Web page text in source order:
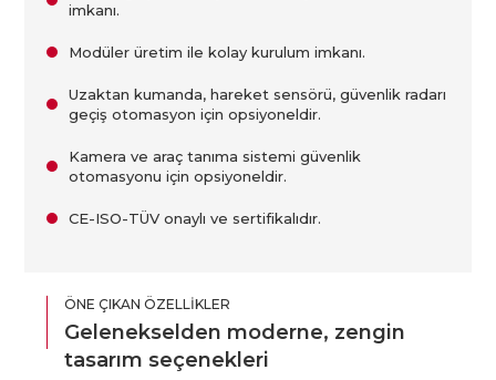
imkanı.
Modüler üretim ile kolay kurulum imkanı.
Uzaktan kumanda, hareket sensörü, güvenlik radarı
geçiş otomasyon için opsiyoneldir.
Kamera ve araç tanıma sistemi güvenlik
otomasyonu için opsiyoneldir.
CE-ISO-TÜV onaylı ve sertifikalıdır.
ÖNE ÇIKAN ÖZELLIKLER
Gelenekselden moderne, zengin
tasarım seçenekleri